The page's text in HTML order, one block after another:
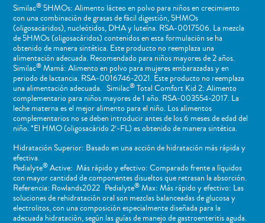
Similac®5HMOs: Alimento lácteo en polvo para niños en crecimiento
con una combinación de grasas de fácil digestión, 5HMOs
(oligosacáridos), nucleótidos, DHA y luteína. RSA-0017506. La mezcla
de 5HMOs (oligosacáridos) contenidos en esta formulación se ha
obtenido de manera sintética. Este producto no reemplaza una
alimentación adecuada. Recomendado para niños mayores de 2 años.
Similac®Mamá: Alimento en polvo para mujeres embarazadas y en
periodo de lactancia. RSA-0016746-2021. Este producto no reemplaza
una alimentación adecuada. Similac®Total Comfort Kid 2: Alimento
complementario para niños mayores de 1 año. RSA-003554-2017. La
leche materna es el mejor alimento para el niño. Los alimentos
complementarios no se deben introducir antes de los 6 meses de edad del
niño. *El HMO (oligosacárido 2’-FL) es obtenido de manera sintética.
Hidratación Superior: Basado en una acción de hidratación más rápida y
efectiva.
Pedialyte®Active: Más rápido y efectivo: Comparado frente a líquidos
con mayor cantidad de componentes disueltos que retrasan la absorción.
Referencia: Rowlands2022 Pedialyte®Max: Más rápido y efectivo: Las
soluciones de rehidratación oral son mezclas balanceadas de glucosa y
electrolitos, con una composición especialmente diseñada para la
adecuada hidratación, según las guías de manejo de gastroenteritis aguda.